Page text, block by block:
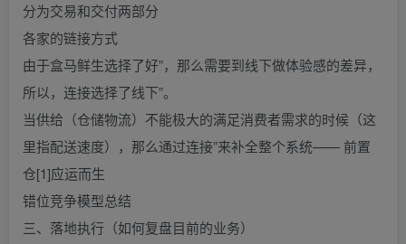
分为交易和交付两部分
各家的链接方式
由于盒马鲜生选择了好”，那么需要到线下做体验感的差异，
所以，连接选择了线下”。
当供给（仓储物流）不能极大的满足消费者需求的时候（这
里指配送速度），那么通过连接”来补全整个系统—— 前置
仓[1]应运而生
错位竞争模型总结
三、落地执行（如何复盘目前的业务）